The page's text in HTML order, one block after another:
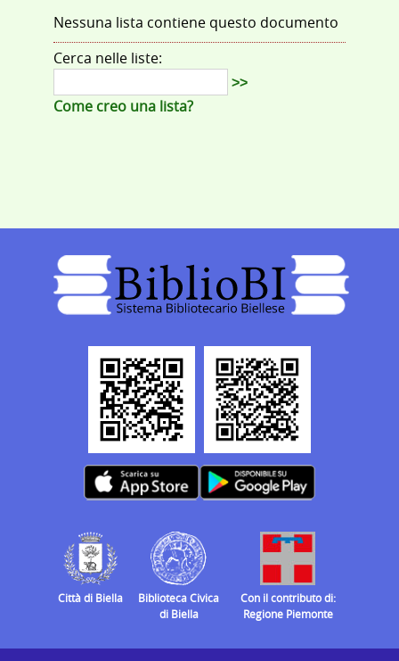
Nessuna lista contiene questo documento
Cerca nelle liste:
>>
Come creo una lista?
Città di Biella
Biblioteca Civica
di Biella
Con il contributo di:
Regione Piemonte